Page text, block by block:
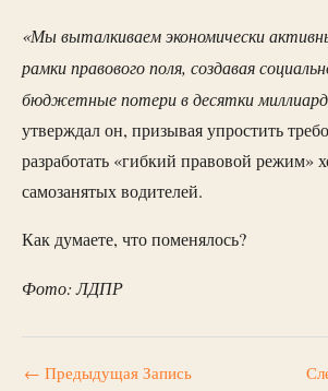
«Мы выталкиваем экономически
рамки правового поля, создавая
бюджетные потери в десятки
утверждал он, призывая упростить
разработать «гибкий правовой режим»
самозанятых водителей.
Как думаете, что поменялось?
Фото: ЛДПР
← Предыдущая Запись